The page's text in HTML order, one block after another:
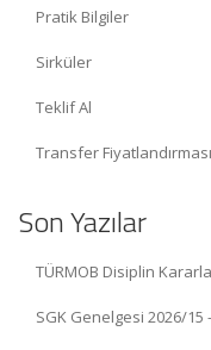
Pratik Bilgiler
Sirküler
Teklif Al
Transfer Fiyatlandırması
Son Yazılar
TÜRMOB Disiplin
SGK Genelgesi 2026/